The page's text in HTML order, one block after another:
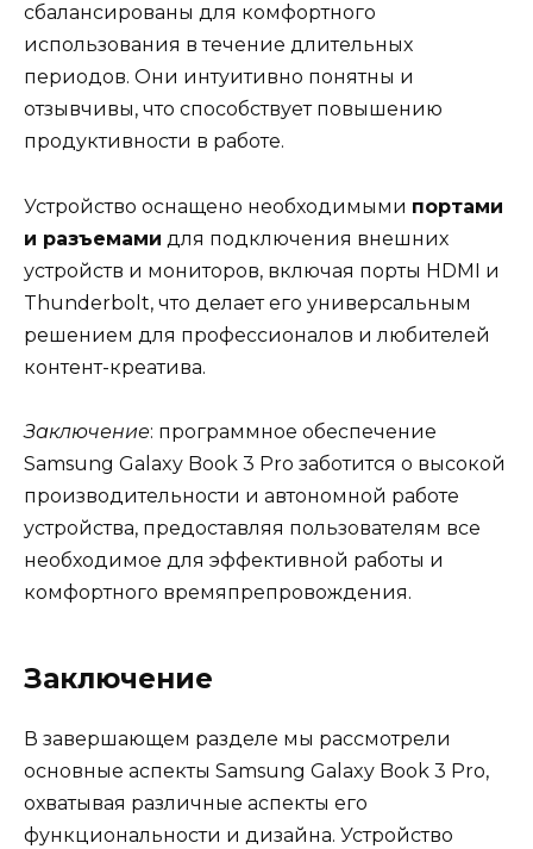
сбалансированы для комфортного
использования в течение длительных
периодов. Они интуитивно понятны и
отзывчивы, что способствует повышению
продуктивности в работе.
Устройство оснащено необходимыми портами
и разъемами для подключения внешних
устройств и мониторов, включая порты HDMI и
Thunderbolt, что делает его универсальным
решением для профессионалов и любителей
контент-креатива.
Заключение: программное обеспечение
Samsung Galaxy Book 3 Pro заботится о высокой
производительности и автономной работе
устройства, предоставляя пользователям все
необходимое для эффективной работы и
комфортного времяпрепровождения.
Заключение
В завершающем разделе мы рассмотрели
основные аспекты Samsung Galaxy Book 3 Pro,
охватывая различные аспекты его
функциональности и дизайна. Устройство